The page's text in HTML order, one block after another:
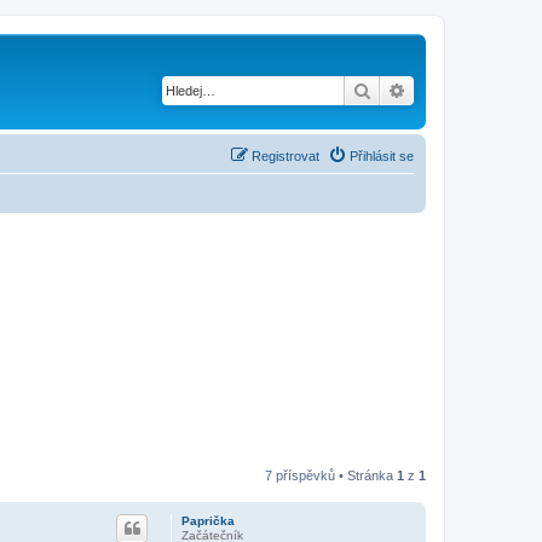
Hledat
Přihlásit se
Registrovat
7 příspěvků • Stránka 1 z 1
Paprička
Začátečník